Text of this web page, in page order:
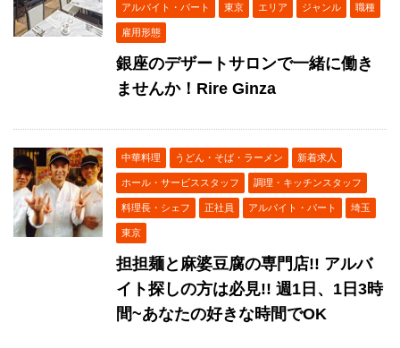
アルバイト・パート 東京 エリア ジャンル 職種
雇用形態
銀座のデザートサロンで一緒に働き
ませんか！Rire Ginza
中華料理 うどん・そば・ラーメン 新着求人
ホール・サービススタッフ 調理・キッチンスタッフ
料理長・シェフ 正社員 アルバイト・パート 埼玉
東京
担担麺と麻婆豆腐の専門店!! アルバ
イト探しの方は必見!! 週1日、1日3時
間~あなたの好きな時間でOK